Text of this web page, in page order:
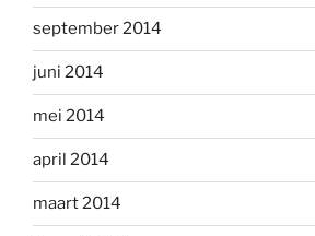
september 2014
juni 2014
mei 2014
april 2014
maart 2014